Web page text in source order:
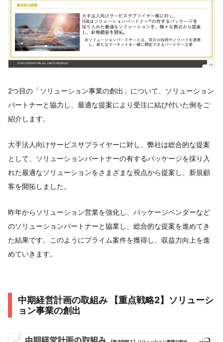
2つ目の「ソリューション事業の創出」について、ソリューション
パートナーと協力し、最適な提案により受注に結び付いた例をご
紹介します。
大手法人向けサービスサプライヤーに対し、弊社は総合的な提案
として、ソリューションパートナーの有するパッケージを採り入
れた最適なソリューションをさまざまな視点から提案し、新規顧
客を開拓しました。
昨年からソリューション営業を強化し、パッケージベンダーなど
のソリューションパートナーと協業し、総合的な提案を進めてき
た結果です。このようにプライム案件を獲得し、収益力向上を進
めていきます。
中期経営計画の取組み 【重点戦略2】ソリューシ
ョン事業の創出